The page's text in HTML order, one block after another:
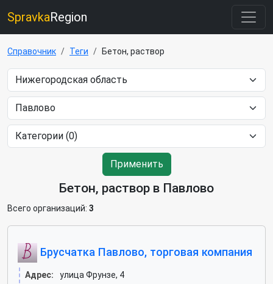
SpravkaRegion
Справочник Теги Бетон, раствор
Применить
Бетон, раствор в Павлово
Всего организаций: 3
Брусчатка Павлово, торговая компания
Адрес:
улица Фрунзе, 4